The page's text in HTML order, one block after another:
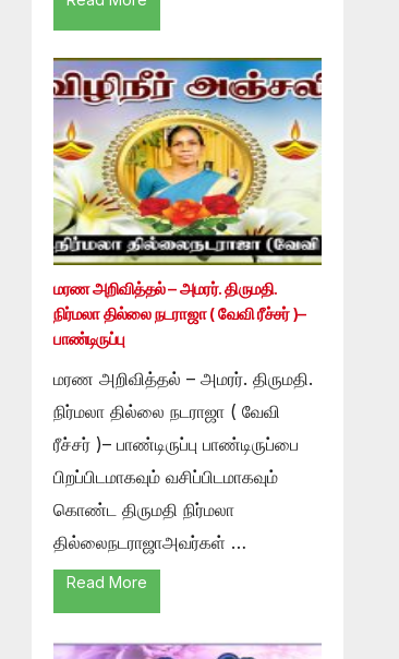
மரண அறிவித்தல் – அமரர். திருமதி.
நிர்மலா தில்லை நடராஜா ( வேவி ரீச்சர் )–
பாண்டிருப்பு
மரண அறிவித்தல் – அமரர். திருமதி.
நிர்மலா தில்லை நடராஜா ( வேவி
ரீச்சர் )– பாண்டிருப்பு பாண்டிருப்பை
பிறப்பிடமாகவும் வசிப்பிடமாகவும்
கொண்ட திருமதி நிர்மலா
தில்லைநடராஜாஅவர்கள் …
Read More